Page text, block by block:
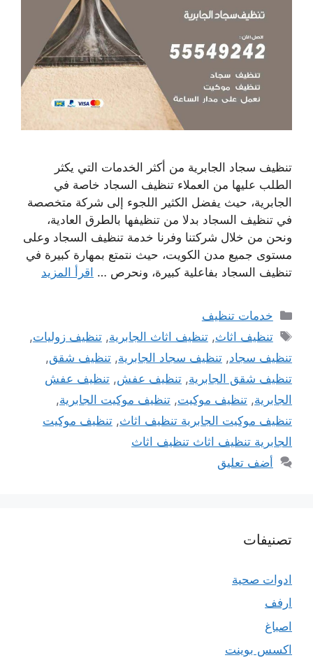
تنظيف سجاد الجابرية من أكثر الخدمات التي يكثر
الطلب عليها من العملاء تنظيف السجاد خاصة في
الجابرية، حيث يفضل الكثير اللجوء إلى شركة متخصصة
في تنظيف السجاد بدلا من تنظيفها بالطرق العادية،
ونحن من خلال شركتنا وفرنا خدمة تنظيف السجاد وعلى
مستوى جميع مدن الكويت، حيث نتمتع بمهارة كبيرة في
تنظيف السجاد بفاعلية كبيرة، ونحرص … اقرأ المزيد
التصنيفات
خدمات تنظيف
الوسوم
تنظيف اثاث,تنظيف اثاث الجابرية,تنظيف زوليات,
تنظيف سجاد, تنظيف سجاد الجابرية, تنظيف شقق,
تنظيف شقق الجابرية, تنظيف عفش, تنظيف عفش
الجابرية, تنظيف موكيت, تنظيف موكيت الجابرية,
تنظيف موكيت الجابرية تنظيف اثاث, تنظيف موكيت
الجابرية تنظيف اثاث تنظيف اثاث
أضف تعليق
تصنيفات
ادوات صحية
ارفف
اصباغ
اكسس بوينت